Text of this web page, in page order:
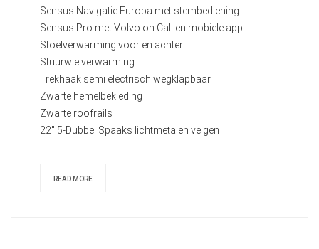
Sensus Navigatie Europa met stembediening
Sensus Pro met Volvo on Call en mobiele app
Stoelverwarming voor en achter
Stuurwielverwarming
Trekhaak semi electrisch wegklapbaar
Zwarte hemelbekleding
Zwarte roofrails
22" 5-Dubbel Spaaks lichtmetalen velgen
READ MORE